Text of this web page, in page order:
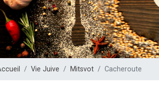
Il reste 49
12
29 personnes
Vie Juive Mitsvot Cacheroute